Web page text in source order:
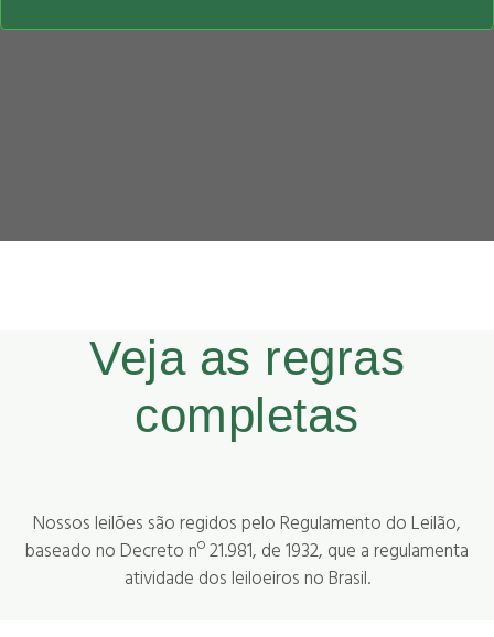
Veja as regras
completas
Nossos leilões são regidos pelo Regulamento do Leilão,
baseado no Decreto nº 21.981, de 1932, que a regulamenta
atividade dos leiloeiros no Brasil.